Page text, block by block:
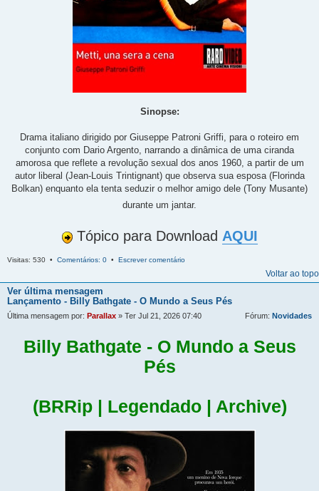
Sinopse:
Drama italiano dirigido por Giuseppe Patroni Griffi, para o roteiro em
conjunto com Dario Argento, narrando a dinâmica de uma ciranda
amorosa que reflete a revolução sexual dos anos 1960, a partir de um
autor liberal (Jean-Louis Trintignant) que observa sua esposa (Florinda
Bolkan) enquanto ela tenta seduzir o melhor amigo dele (Tony Musante)
durante um jantar.
Tópico para Download AQUI
Visitas: 530 • Comentários: 0 • Escrever comentário
Voltar ao topo
Ver última mensagem
Lançamento - Billy Bathgate - O Mundo a Seus Pés
Última mensagem por: Parallax » Ter Jul 21, 2026 07:40 Fórum: Novidades
Billy Bathgate - O Mundo a Seus
Pés
(BRRip | Legendado | Archive)